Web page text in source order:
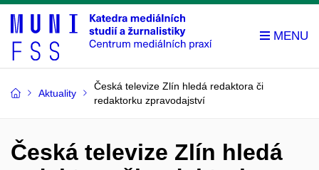
Aktuality
Česká televize Zlín hledá redaktora či
redaktorku zpravodajství
Česká televize Zlín hledá